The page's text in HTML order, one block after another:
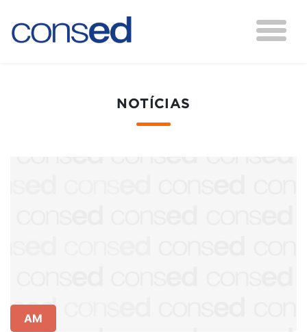
NOTÍCIAS
AM